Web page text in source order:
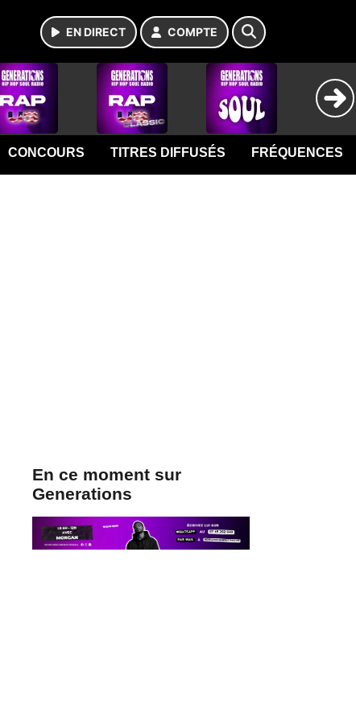
EN DIRECT COMPTE
CONCOURS TITRES DIFFUSÉS FRÉQUENCES
En ce moment sur
Generations